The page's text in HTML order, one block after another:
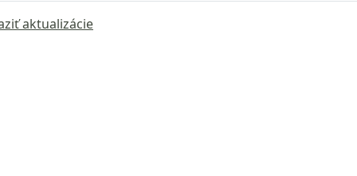
aktualizácie